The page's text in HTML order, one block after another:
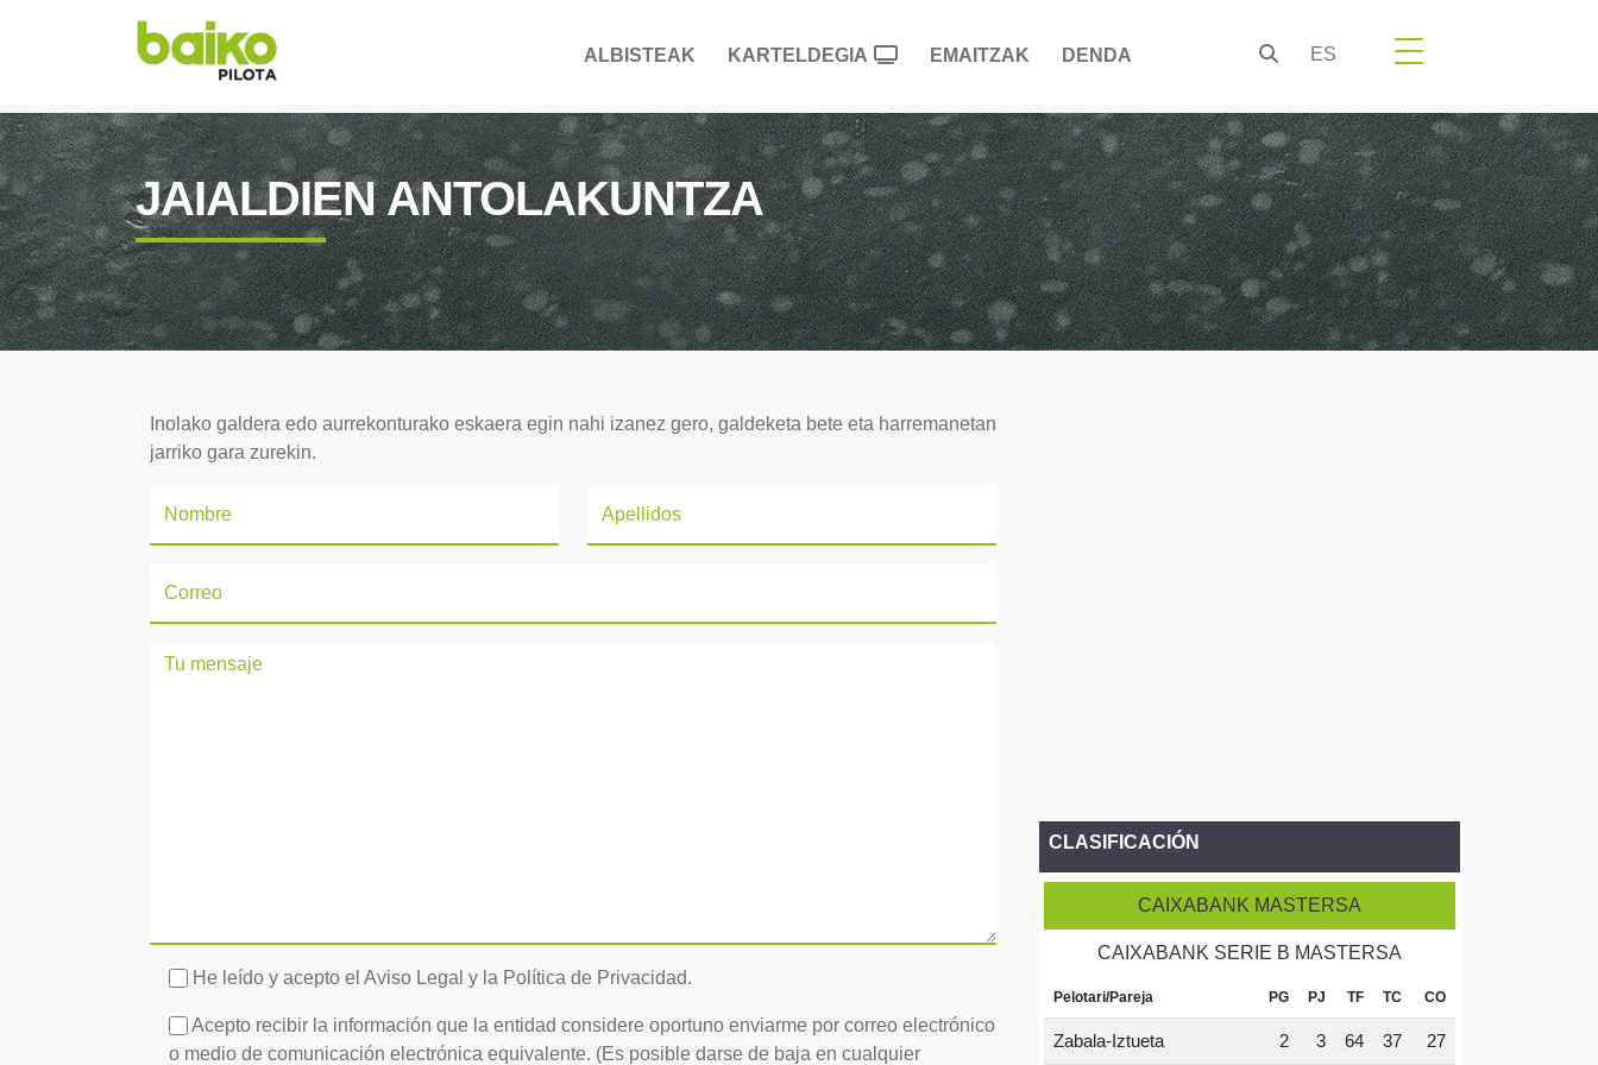
ALBISTEAK KARTELDEGIA EMAITZAK DENDA ES
JAIALDIEN ANTOLAKUNTZA
Inolako galdera edo aurrekonturako eskaera egin nahi izanez gero, galdeketa bete eta harremanetan
jarriko gara zurekin.
He leído y acepto el Aviso Legal y la Política de Privacidad.
Acepto recibir la información que la entidad considere oportuno enviarme por correo electrónico
o medio de comunicación electrónica equivalente. (Es posible darse de baja en cualquier
CLASIFICACIÓN
CAIXABANK MASTERSA
CAIXABANK SERIE B MASTERSA
Pelotari/Pareja PG PJ TF TC CO
Zabala-Iztueta 2 3 64 37 27